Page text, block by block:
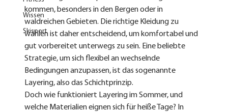
Wissen
Skisport
kommen, besonders in den Bergen oder in
waldreichen Gebieten. Die richtige Kleidung zu
wählen ist daher entscheidend, um komfortabel und
gut vorbereitet unterwegs zu sein. Eine beliebte
Strategie, um sich flexibel an wechselnde
Bedingungen anzupassen, ist das sogenannte
Layering, also das Schichtprinzip.
Doch wie funktioniert Layering im Sommer, und
welche Materialien eignen sich für heiße Tage? In